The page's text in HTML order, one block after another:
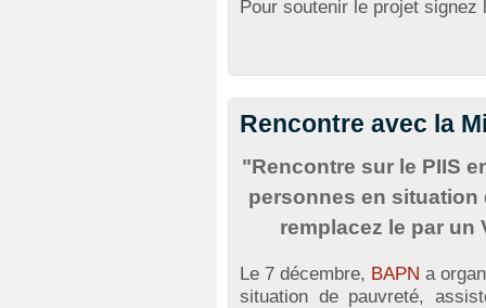
Pour soutenir le projet
Rencontre avec la
"Rencontre sur le PIIS
personnes en situation
remplacez le par un
Le 7 décembre, BAPN a
situation de pauvreté,